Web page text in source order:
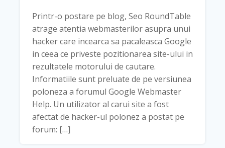
Printr-o postare pe blog, Seo RoundTable
atrage atentia webmasterilor asupra unui
hacker care incearca sa pacaleasca Google
in ceea ce priveste pozitionarea site-ului in
rezultatele motorului de cautare.
Informatiile sunt preluate de pe versiunea
poloneza a forumul Google Webmaster
Help. Un utilizator al carui site a fost
afectat de hacker-ul polonez a postat pe
forum: […]